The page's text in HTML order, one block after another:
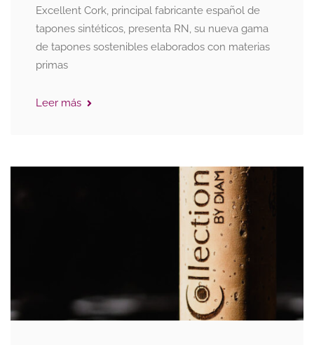
Excellent Cork, principal fabricante español de
tapones sintéticos, presenta RN, su nueva gama
de tapones sostenibles elaborados con materias
primas
Leer más